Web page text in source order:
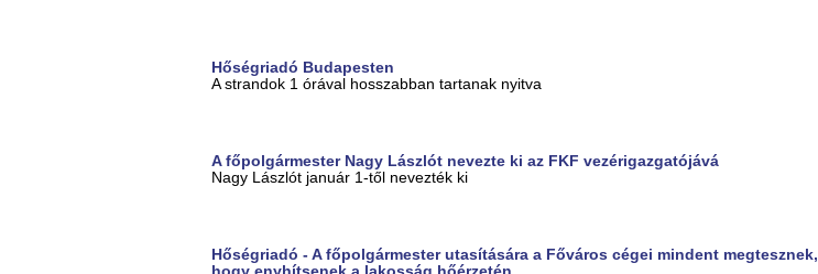
Hőségriadó Budapesten
A strandok 1 órával hosszabban tartanak nyitva
A főpolgármester Nagy Lászlót nevezte ki az FKF vezérigazgatójává
Nagy Lászlót január 1-től nevezték ki
Hőségriadó - A főpolgármester utasítására a Főváros cégei mindent megtesznek,